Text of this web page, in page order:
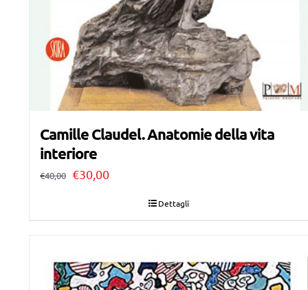
Camille Claudel. Anatomie della vita
interiore
€40,00 Il
€40,00.
€30,00Il
€30,00.
Dettagli